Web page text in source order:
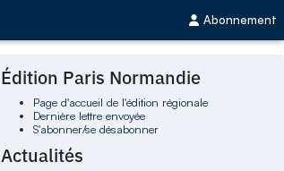
Abonnement
Édition Paris Normandie
Page d'accueil de l'édition régionale
Dernière lettre envoyée
S'abonner/se désabonner
Actualités